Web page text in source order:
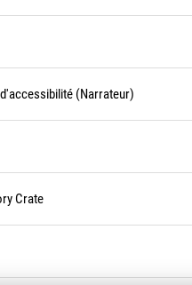
(Narrateur)
Crate